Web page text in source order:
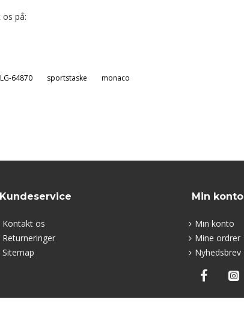
på:
LG-64870 sportstaske monaco
Kundeservice
Kontakt os
Returneringer
Sitemap
Min konto
Min konto
Mine ordrer
Nyhedsbrev